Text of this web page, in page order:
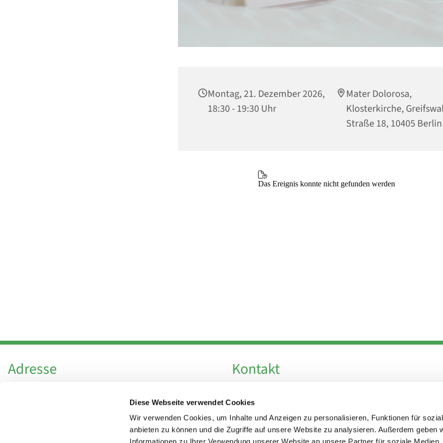
Diese Webseite verwendet Cookies
Wir verwenden Cookies, um Inhalte und Anzeigen zu personalisieren, Funktionen für
anbieten zu können und die Zugriffe auf unsere Website zu analysieren. Außerdem geben
Montag, 21. Dezember 2026,
18:30 - 19:30 Uhr
Mater Dolorosa,
Klosterkirche,
Straße 18, 10405 Berlin
Adresse
Hl. Theresa von Avila Berlin Nordost
Leitender Pfarrer - Norbert Pomplun
Kontakt
Fax +49 30 924 54 18
E-Mailinfo@theresa-von-avila-berlin.de